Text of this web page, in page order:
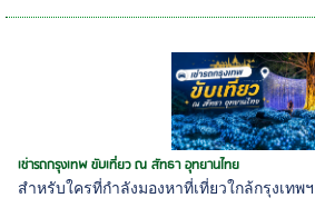
เช่ารถกรุงเทพ ขับเที่ยว ณ สัทธา อุทยานไทย
สำหรับใครที่กำลังมองหาที่เที่ยวใกล้กรุงเทพ